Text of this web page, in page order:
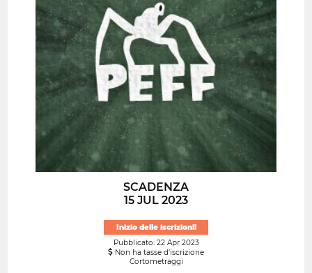
SCADENZA
15 JUL 2023
Inizio delle iscrizioni!
Pubblicato: 22 Apr 2023
Non ha tasse d'iscrizione
Cortometraggi